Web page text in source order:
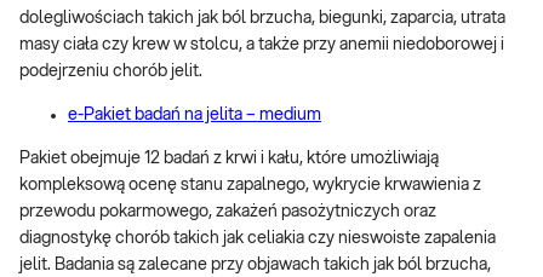
dolegliwościach takich jak ból brzucha, biegunki, zaparcia, utrata
masy ciała czy krew w stolcu, a także przy anemii niedoborowej i
podejrzeniu chorób jelit.
e-Pakiet badań na jelita – medium
Pakiet obejmuje 12 badań z krwi i kału, które umożliwiają
kompleksową ocenę stanu zapalnego, wykrycie krwawienia z
przewodu pokarmowego, zakażeń pasożytniczych oraz
diagnostykę chorób takich jak celiakia czy nieswoiste zapalenia
jelit. Badania są zalecane przy objawach takich jak ból brzucha,